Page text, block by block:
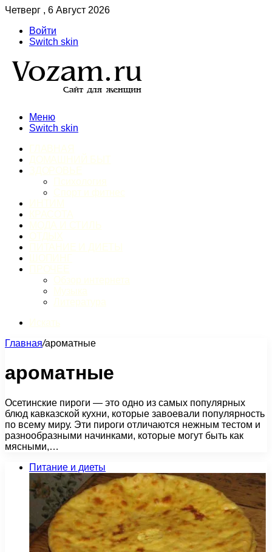
Четверг , 6 Август 2026
Войти
Switch skin
Меню
Switch skin
Главная/ароматные
ароматные
Осетинские пироги — это одно из самых популярных
блюд кавказской кухни, которые завоевали популярность
по всему миру. Эти пироги отличаются нежным тестом и
разнообразными начинками, которые могут быть как
мясными,…
Питание и диеты